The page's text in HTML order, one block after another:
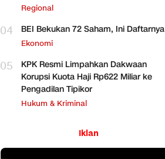
Regional
04 BEI Bekukan 72 Saham, Ini Daftarnya
Ekonomi
05
KPK Resmi Limpahkan Dakwaan
Korupsi Kuota Haji Rp622 Miliar ke
Pengadilan Tipikor
Hukum & Kriminal
Iklan